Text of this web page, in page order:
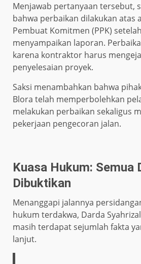
Menjawab pertanyaan tersebut,
bahwa perbaikan dilakukan atas
Pembuat Komitmen (PPK)
menyampaikan laporan.
karena kontraktor harus
penyelesaian proyek.
Saksi menambahkan bahwa
Blora telah memperbolehkan
melakukan perbaikan sekaligus
pekerjaan pengecoran jalan.
Kuasa Hukum: Semua
Dibuktikan
Menanggapi jalannya
hukum terdakwa, Darda
masih terdapat sejumlah fakta
lanjut.